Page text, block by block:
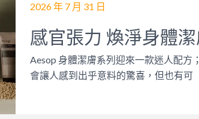
2026 年 7 月 31 日
感官張力 煥淨身體
Aesop 身體潔膚系列迎來一款迷人配
會讓人感到出乎意料的驚喜，但也有可